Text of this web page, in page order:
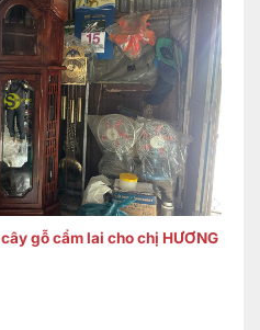
gỗ cẩm lai cho chị HƯƠNG